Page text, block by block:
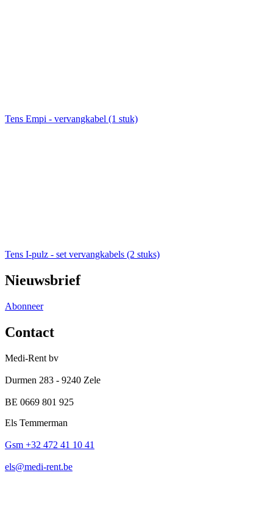
Tens Empi - vervangkabel (1 stuk)
Tens I-pulz - set vervangkabels (2 stuks)
Nieuwsbrief
Abonneer
Contact
Medi-Rent bv
Durmen 283 - 9240 Zele
BE 0669 801 925
Els Temmerman
Gsm +32 472 41 10 41
els@medi-rent.be